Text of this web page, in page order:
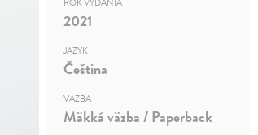
ROK VYDANIA
2021
JAZYK
Čeština
VÄZBA
Mäkká väzba / Paperback